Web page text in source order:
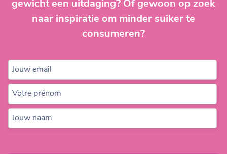
gewicht een uitdaging? Of gewoon op zoek
naar inspiratie om minder suiker te
consumeren?
Jouw email
Votre prénom
Jouw naam